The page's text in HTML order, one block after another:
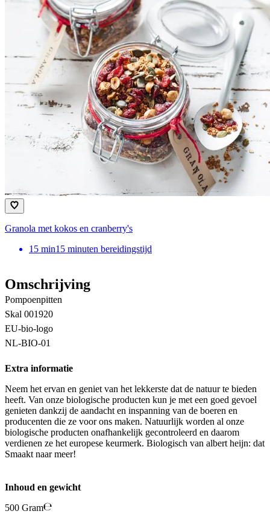
Granola met kokos en cranberry's
15 min15 minuten bereidingstijd
Omschrijving
Pompoenpitten
Skal 001920
EU-bio-logo
NL-BIO-01
Extra informatie
Neem het ervan en geniet van het lekkerste dat de natuur te bieden
heeft. Van onze biologische producten kun je met een goed gevoel
genieten dankzij de aandacht en inspanning van de boeren en
producenten die ze voor ons maken. Natuurlijk worden al onze
biologische producten onafhankelijk gecontroleerd en daarom
verdienen ze het europese keurmerk. Biologisch van albert heijn: dat
Smaakt naar meer!
Inhoud en gewicht
500 Gram